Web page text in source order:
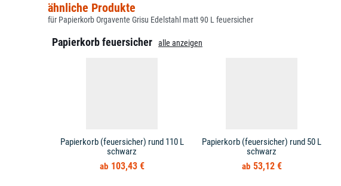
ähnliche Produkte
für Papierkorb Orgavente Grisu Edelstahl matt 90 L feuersicher
Papierkorb feuersicher alle anzeigen
Papierkorb (feuersicher) rund 110 L
schwarz
103,43 €
Papierkorb (feuersicher) rund 50 L
schwarz
53,12 €